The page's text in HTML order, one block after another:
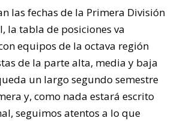
las fechas de la Primera División
la tabla de posiciones va
equipos de la octava región
de la parte alta, media y baja
un largo segundo semestre
y, como nada estará escrito
seguimos atentos a lo que